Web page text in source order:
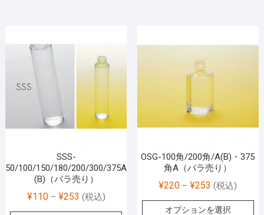
SSS-
50/100/150/180/200/300/375A
(B)（バラ売り）
¥110– ¥253 (税込)
OSG-100角/200角/A(B)・375
角A（バラ売り）
¥220 – ¥253 (税込)
オプションを選択